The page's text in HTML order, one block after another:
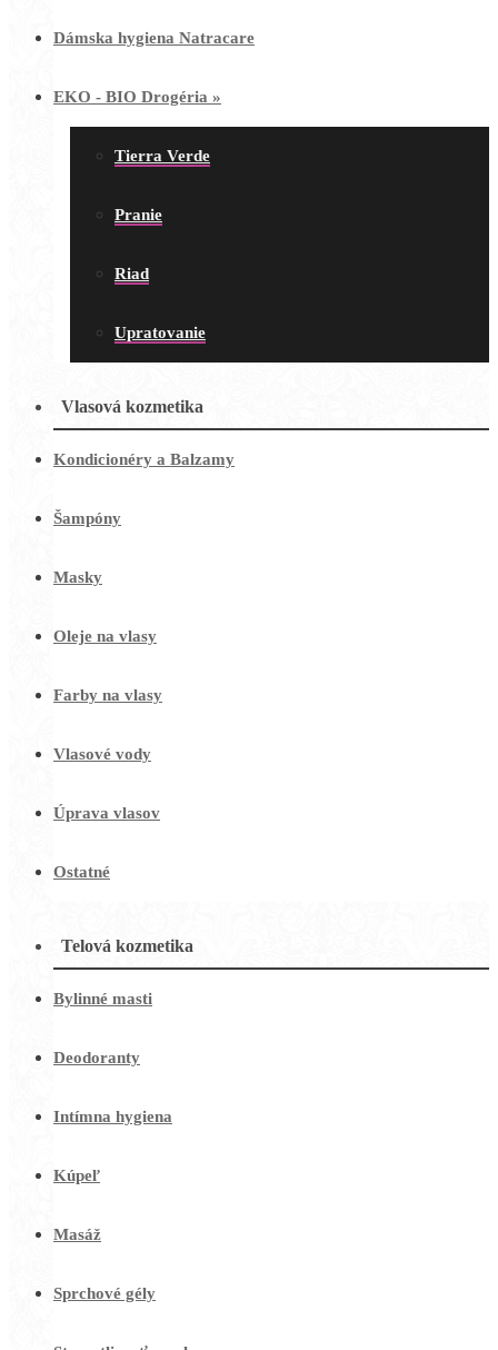
Dámska hygiena Natracare
EKO - BIO Drogéria »
Tierra Verde
Pranie
Riad
Upratovanie
Vlasová kozmetika
Kondicionéry a Balzamy
Šampóny
Masky
Oleje na vlasy
Farby na vlasy
Vlasové vody
Úprava vlasov
Ostatné
Telová kozmetika
Bylinné masti
Deodoranty
Intímna hygiena
Kúpeľ
Masáž
Sprchové gély